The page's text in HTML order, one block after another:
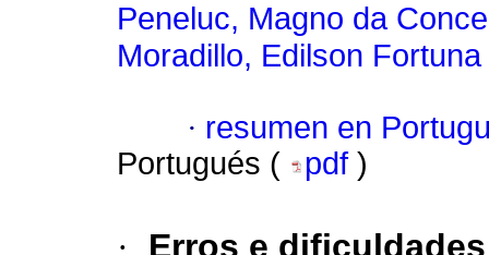
Peneluc, Magno da
Moradillo, Edilson Fortuna
· resumen en
Portugués (
pdf )
·
Erros e